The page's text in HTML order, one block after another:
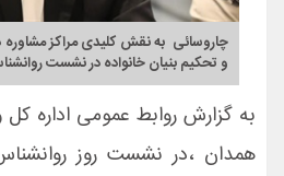
چاروسائی به نقش کلیدی مراکز
و تحکیم بنیان خانواده در نشست
به گزارش روابط عمومی اداره
همدان ،در نشست روز